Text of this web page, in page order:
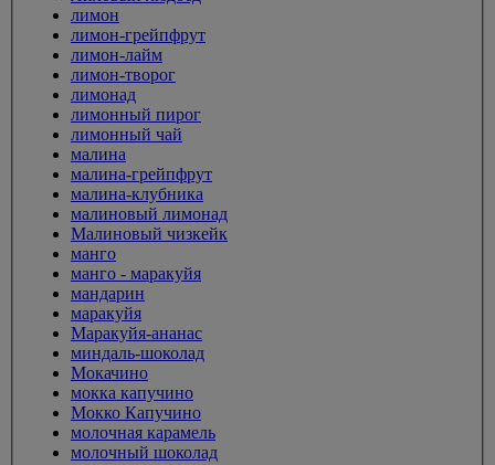
лимон
лимон-грейпфрут
лимон-лайм
лимон-творог
лимонад
лимонный пирог
лимонный чай
малина
малина-грейпфрут
малина-клубника
малиновый лимонад
Малиновый чизкейк
манго
манго - маракуйя
мандарин
маракуйя
Маракуйя-ананас
миндаль-шоколад
Мокачино
мокка капучино
Мокко Капучино
молочная карамель
молочный шоколад